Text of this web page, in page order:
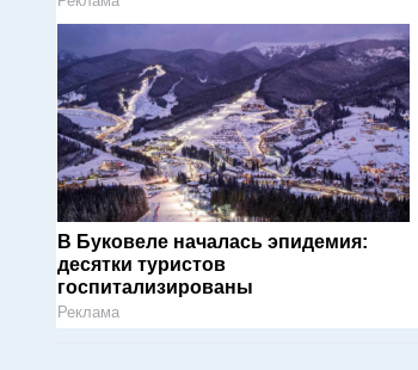
В Буковеле началась эпидемия:
десятки туристов
госпитализированы
Реклама